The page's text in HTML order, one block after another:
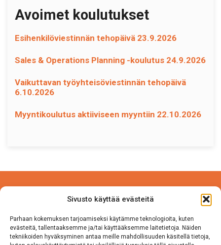
Sivusto käyttää evästeitä
Parhaan kokemuksen tarjoamiseksi käytämme teknologioita, kuten
evästeitä, tallentaaksemme ja/tai käyttääksemme laitetietoja. Näiden
tekniikoiden hyväksyminen antaa meille mahdollisuuden käsitellä tietoja,
Avoimet koulutukset
Esihenkilöviestinnän tehopäivä 23.9.2026
Sales & Operations Planning -koulutus 24.9.2026
Vaikuttavan työyhteisöviestinnän tehopäivä
6.10.2026
Myyntikoulutus aktiiviseen myyntiin 22.10.2026
Tehtaantie 5 A 4
14500 IITTALA
Puh. 050 570 8163